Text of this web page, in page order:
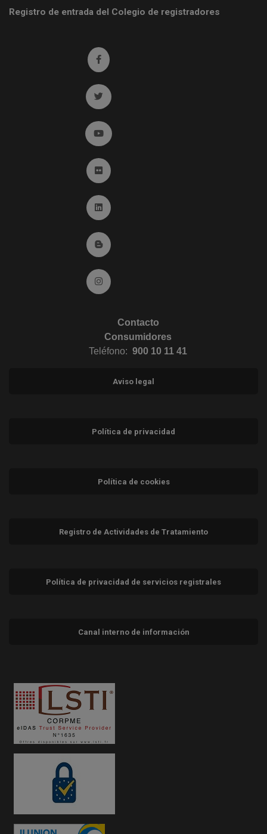
Registro de entrada del Colegio de registradores
Ir a facebook (abre en ventana nueva)
Ir a twitter (abre en ventana nueva)
Ir a YouTube (abre en ventana nueva)
Ir a Flickr (abre en ventana nueva)
Ir a Linkedin (abre en ventana nueva)
Ir al Blog (abre en ventana nueva)
Ir a Instagram (abre en ventana nueva)
Contacto
Consumidores
Teléfono: 900 10 11 41
Aviso legal
Política de privacidad
Política de cookies
Registro de Actividades de Tratamiento
Política de privacidad de servicios registrales
Canal interno de información